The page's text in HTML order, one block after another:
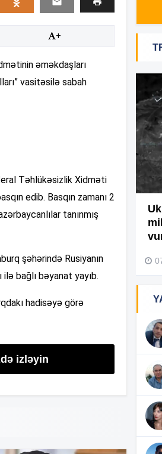
+
əməkdaşları
vasitəsilə sabah
Təhlükəsizlik Xidməti
edib. Basqın zamanı 2
tanınmış
şəhərində Rusiyanın
bağlı bəyanat yayıb.
hadisəyə görə
izləyin
yanğını bu şəxs
– Video